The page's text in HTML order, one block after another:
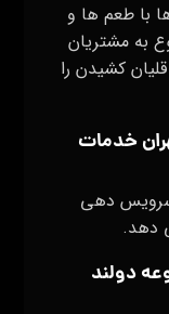
ها با طعم‌ ها و
به مشتریان
کشیدن را
خدمات
سرویس دهی
دهد.
دولند